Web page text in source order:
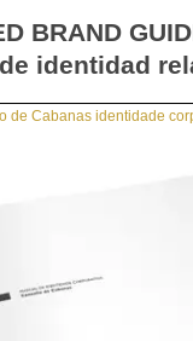
BRAND
identidad
de Cabanas identidade